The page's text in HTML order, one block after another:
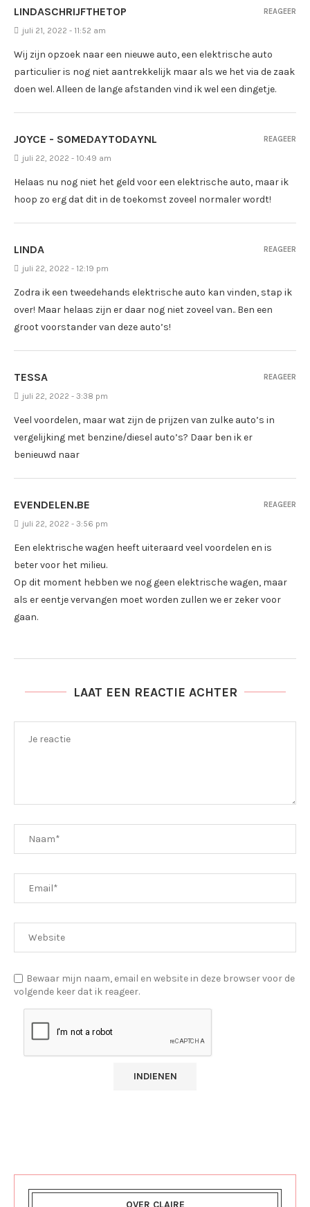
LINDASCHRIJFTHETOP
juli 21, 2022 - 11:52 am
Wij zijn opzoek naar een nieuwe auto, een elektrische auto
particulier is nog niet aantrekkelijk maar als we het via de zaak
doen wel. Alleen de lange afstanden vind ik wel een dingetje.
REAGEER
JOYCE - SOMEDAYTODAYNL
juli 22, 2022 - 10:49 am
Helaas nu nog niet het geld voor een elektrische auto, maar ik
hoop zo erg dat dit in de toekomst zoveel normaler wordt!
REAGEER
LINDA
juli 22, 2022 - 12:19 pm
Zodra ik een tweedehands elektrische auto kan vinden, stap ik
over! Maar helaas zijn er daar nog niet zoveel van.. Ben een
groot voorstander van deze auto’s!
REAGEER
TESSA
juli 22, 2022 - 3:38 pm
Veel voordelen, maar wat zijn de prijzen van zulke auto’s in
vergelijking met benzine/diesel auto’s? Daar ben ik er
benieuwd naar
REAGEER
EVENDELEN.BE
juli 22, 2022 - 3:56 pm
Een elektrische wagen heeft uiteraard veel voordelen en is
beter voor het milieu.
Op dit moment hebben we nog geen elektrische wagen, maar
als er eentje vervangen moet worden zullen we er zeker voor
gaan.
REAGEER
LAAT EEN REACTIE ACHTER
Bewaar mijn naam, email en website in deze browser voor de
volgende keer dat ik reageer.
OVER CLAIRE